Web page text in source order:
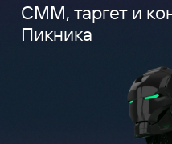
CMM, таргет и
Пикника